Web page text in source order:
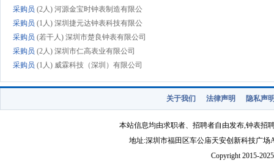
采购员 (2人) 河源金宝时钟表制造有限公
采购员 (1人) 深圳捷元达钟表科技有限公
采购员 (若干人) 深圳市楚良钟表有限公司
采购员 (2人) 深圳市仁高表业有限公司
采购员 (1人) 威霖科技（深圳）有限公司
(2人) 深圳市琪久科技有限公司
(2人) 香港雷有限公司东莞代表处
关于我们 法律声明 隐私声
本站信息均由求职者、招聘者自由发布,钟表招
地址:深圳市福田区车公庙天安创新科技广场
Copyright 2015-